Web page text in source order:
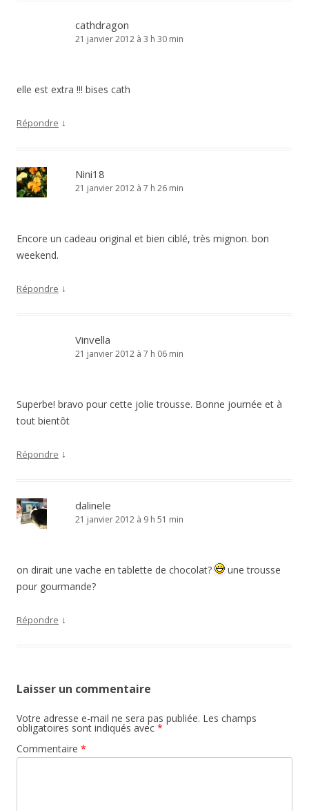
cathdragon
21 janvier 2012 à 3 h 30 min
elle est extra !!! bises cath
Répondre ↓
Nini18
21 janvier 2012 à 7 h 26 min
Encore un cadeau original et bien ciblé, très mignon. bon
weekend.
Répondre ↓
Vinvella
21 janvier 2012 à 7 h 06 min
Superbe! bravo pour cette jolie trousse. Bonne journée et à
tout bientôt
Répondre ↓
dalinele
21 janvier 2012 à 9 h 51 min
on dirait une vache en tablette de chocolat?
une trousse
pour gourmande?
Répondre ↓
Laisser un commentaire
Votre adresse e-mail ne sera pas publiée. Les champs
obligatoires sont indiqués avec *
Commentaire *